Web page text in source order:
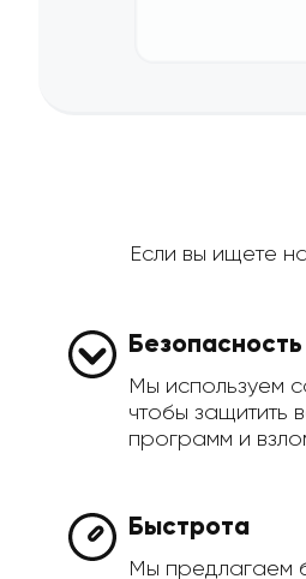
Если вы ищете
Безопасность
Мы используем
чтобы защитить
программ и
Быстрота
Мы предлагаем